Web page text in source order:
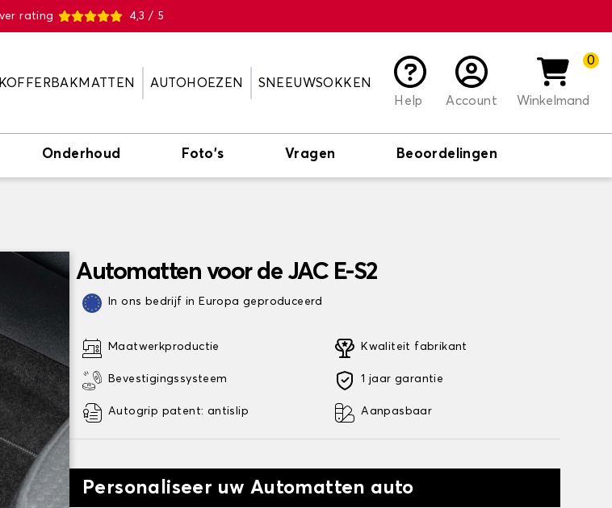
4,3 / 5
KOFFERBAKMATTEN AUTOHOEZEN
SNEEUWSOKKEN
Help
Account
0
Winkelmand
Onderhoud Foto's Vragen Beoordelingen
Automatten voor de JAC E-S2
In ons bedrijf in Europa geproduceerd
Maatwerkproductie
Bevestigingssysteem
Autogrip patent: antislip
Kwaliteit fabrikant
1 jaar garantie
Aanpasbaar
Personaliseer uw Automatten auto